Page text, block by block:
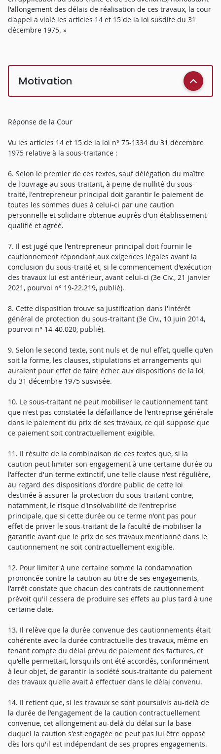
l'allongement des délais de réalisation de ces travaux, la cour
d'appel a violé les articles 14 et 15 de la loi susdite du 31
décembre 1975. »
Motivation
Réponse de la Cour
Vu les articles 14 et 15 de la loi n° 75-1334 du 31 décembre
1975 relative à la sous-traitance :
6. Selon le premier de ces textes, sauf délégation du maître
de l'ouvrage au sous-traitant, à peine de nullité du sous-
traité, l'entrepreneur principal doit garantir le paiement de
toutes les sommes dues à celui-ci par une caution
personnelle et solidaire obtenue auprès d'un établissement
qualifié et agréé.
7. Il est jugé que l'entrepreneur principal doit fournir le
cautionnement répondant aux exigences légales avant la
conclusion du sous-traité et, si le commencement d'exécution
des travaux lui est antérieur, avant celui-ci (3e Civ., 21 janvier
2021, pourvoi n° 19-22.219, publié).
8. Cette disposition trouve sa justification dans l'intérêt
général de protection du sous-traitant (3e Civ., 10 juin 2014,
pourvoi n° 14-40.020, publié).
9. Selon le second texte, sont nuls et de nul effet, quelle qu'en
soit la forme, les clauses, stipulations et arrangements qui
auraient pour effet de faire échec aux dispositions de la loi
du 31 décembre 1975 susvisée.
10. Le sous-traitant ne peut mobiliser le cautionnement tant
que n'est pas constatée la défaillance de l'entreprise générale
dans le paiement du prix de ses travaux, ce qui suppose que
ce paiement soit contractuellement exigible.
11. Il résulte de la combinaison de ces textes que, si la
caution peut limiter son engagement à une certaine durée ou
l'affecter d'un terme extinctif, une telle clause n'est régulière,
au regard des dispositions d'ordre public de cette loi
destinée à assurer la protection du sous-traitant contre,
notamment, le risque d'insolvabilité de l'entreprise
principale, que si cette durée ou ce terme n'ont pas pour
effet de priver le sous-traitant de la faculté de mobiliser la
garantie avant que le prix de ses travaux mentionné dans le
cautionnement ne soit contractuellement exigible.
12. Pour limiter à une certaine somme la condamnation
prononcée contre la caution au titre de ses engagements,
l'arrêt constate que chacun des contrats de cautionnement
prévoit qu'il cessera de produire ses effets au plus tard à une
certaine date.
13. Il relève que la durée convenue des cautionnements était
cohérente avec la durée contractuelle des travaux, même en
tenant compte du délai prévu de paiement des factures, et
qu'elle permettait, lorsqu'ils ont été accordés, conformément
à leur objet, de garantir la société sous-traitante du paiement
des travaux qu'elle avait à effectuer dans le délai convenu.
14. Il retient que, si les travaux se sont poursuivis au-delà de
la durée de l'engagement de la caution contractuellement
convenue, cet allongement au-delà du délai sur la base
duquel la caution s'est engagée ne peut pas lui être opposé
dès lors qu'il est indépendant de ses propres engagements.